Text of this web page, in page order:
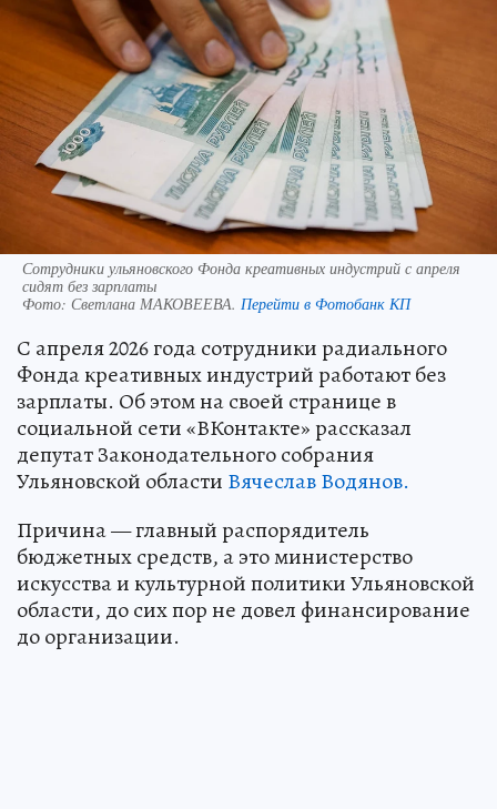
Сотрудники ульяновского Фонда креативных индустрий с апреля
сидят без зарплаты
Фото: Светлана МАКОВЕЕВА. Перейти в Фотобанк КП
С апреля 2026 года сотрудники радиального
Фонда креативных индустрий работают без
зарплаты. Об этом на своей странице в
социальной сети «ВКонтакте» рассказал
депутат Законодательного собрания
Ульяновской области Вячеслав Водянов.
Причина — главный распорядитель
бюджетных средств, а это министерство
искусства и культурной политики Ульяновской
области, до сих пор не довел финансирование
до организации.